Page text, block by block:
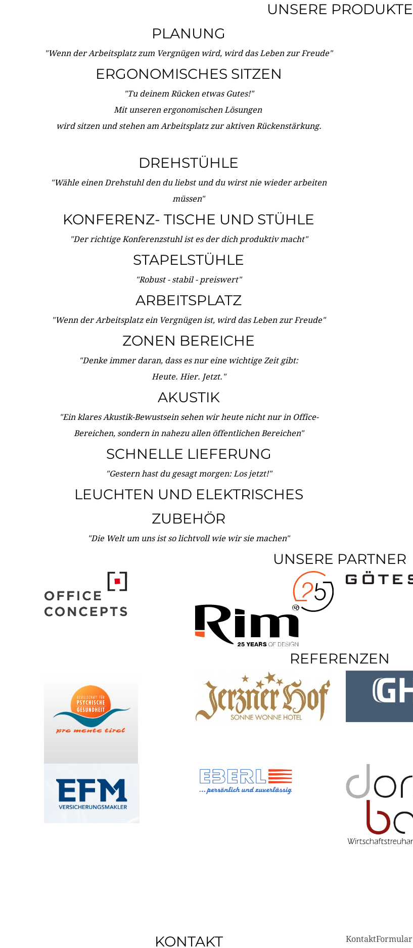
UNSERE PRODUKTE
PLANUNG
"Wenn der Arbeitsplatz zum Vergnügen wird, wird das Leben zur Freude"
ERGONOMISCHES SITZEN
"Tu deinem Rücken etwas Gutes!"
Mit unseren ergonomischen Lösungen
wird sitzen und stehen am Arbeitsplatz zur aktiven Rückenstärkung.
DREHSTÜHLE
"Wähle einen Drehstuhl den du liebst und du wirst nie wieder arbeiten
müssen"
KONFERENZ- TISCHE UND STÜHLE
"Der richtige Konferenzstuhl ist es der dich produktiv macht"
STAPELSTÜHLE
"Robust - stabil - preiswert"
ARBEITSPLATZ
"Wenn der Arbeitsplatz ein Vergnügen ist, wird das Leben zur Freude"
ZONEN BEREICHE
"Denke immer daran, dass es nur eine wichtige Zeit gibt:
Heute. Hier. Jetzt."
AKUSTIK
"Ein klares Akustik-Bewustsein sehen wir heute nicht nur in Office-
Bereichen, sondern in nahezu allen öffentlichen Bereichen"
SCHNELLE LIEFERUNG
"Gestern hast du gesagt morgen: Los jetzt!"
LEUCHTEN UND ELEKTRISCHES
ZUBEHÖR
"Die Welt um uns ist so lichtvoll wie wir sie machen"
UNSERE PARTNER
REFERENZEN
KONTAKT KontaktFormular